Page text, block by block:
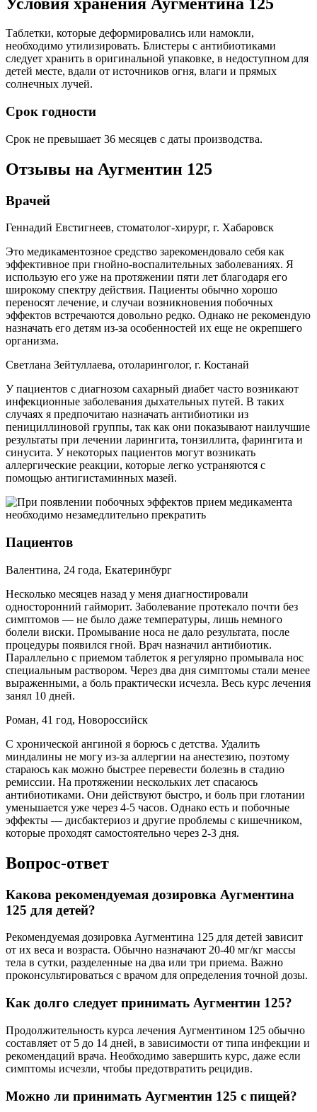
Таблетки, которые деформировались или намокли,
необходимо утилизировать. Блистеры с антибиотиками
следует хранить в оригинальной упаковке, в недоступном для
детей месте, вдали от источников огня, влаги и прямых
солнечных лучей.
Срок годности
Срок не превышает 36 месяцев с даты производства.
Отзывы на Аугментин 125
Врачей
Геннадий Евстигнеев, стоматолог-хирург, г. Хабаровск
Это медикаментозное средство зарекомендовало себя как
эффективное при гнойно-воспалительных заболеваниях. Я
использую его уже на протяжении пяти лет благодаря его
широкому спектру действия. Пациенты обычно хорошо
переносят лечение, и случаи возникновения побочных
эффектов встречаются довольно редко. Однако не рекомендую
назначать его детям из-за особенностей их еще не окрепшего
организма.
Светлана Зейтуллаева, отоларинголог, г. Костанай
У пациентов с диагнозом сахарный диабет часто возникают
инфекционные заболевания дыхательных путей. В таких
случаях я предпочитаю назначать антибиотики из
пенициллиновой группы, так как они показывают наилучшие
результаты при лечении ларингита, тонзиллита, фарингита и
синусита. У некоторых пациентов могут возникать
аллергические реакции, которые легко устраняются с
помощью антигистаминных мазей.
Пациентов
Валентина, 24 года, Екатеринбург
Несколько месяцев назад у меня диагностировали
односторонний гайморит. Заболевание протекало почти без
симптомов — не было даже температуры, лишь немного
болели виски. Промывание носа не дало результата, после
процедуры появился гной. Врач назначил антибиотик.
Параллельно с приемом таблеток я регулярно промывала нос
специальным раствором. Через два дня симптомы стали менее
выраженными, а боль практически исчезла. Весь курс лечения
занял 10 дней.
Роман, 41 год, Новороссийск
С хронической ангиной я борюсь с детства. Удалить
миндалины не могу из-за аллергии на анестезию, поэтому
стараюсь как можно быстрее перевести болезнь в стадию
ремиссии. На протяжении нескольких лет спасаюсь
антибиотиками. Они действуют быстро, и боль при глотании
уменьшается уже через 4-5 часов. Однако есть и побочные
эффекты — дисбактериоз и другие проблемы с кишечником,
которые проходят самостоятельно через 2-3 дня.
Вопрос-ответ
Какова рекомендуемая дозировка Аугментина
125 для детей?
Рекомендуемая дозировка Аугментина 125 для детей зависит
от их веса и возраста. Обычно назначают 20-40 мг/кг массы
тела в сутки, разделенные на два или три приема. Важно
проконсультироваться с врачом для определения точной дозы.
Как долго следует принимать Аугментин 125?
Продолжительность курса лечения Аугментином 125 обычно
составляет от 5 до 14 дней, в зависимости от типа инфекции и
рекомендаций врача. Необходимо завершить курс, даже если
симптомы исчезли, чтобы предотвратить рецидив.
Можно ли принимать Аугментин 125 с пищей?